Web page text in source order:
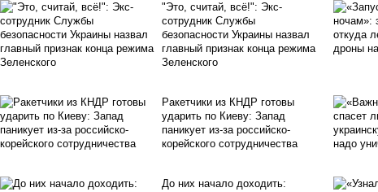
"Это, считай, всё!": Экс-
сотрудник Службы
безопасности Украины назвал
главный признак конца режима
Зеленского
Ракетчики из КНДР готовы
ударить по Киеву: Запад
паникует из-за российско-
корейского сотрудничества
До них начало доходить: